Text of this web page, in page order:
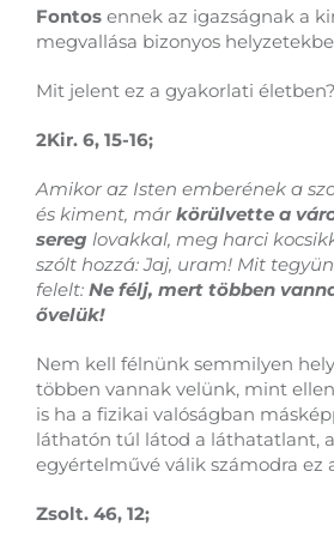
Fontos ennek az igazságnak a
megvallása bizonyos
Mit jelent ez a gyakorlati életben?
2Kir. 6, 15-16;
Amikor az Isten emberének a
és kiment, márkörülvette a
sereg lovakkal, meg harci
szólt hozzá: Jaj, uram! Mit
felelt: Ne félj, mert többen
ővelük!
Nem kell félnünk semmilyen
többen vannak velünk, mint
is ha a fizikai valóságban
láthatón túl látod a láthatatlant,
egyértelművé válik számodra ez
Zsolt. 46, 12;